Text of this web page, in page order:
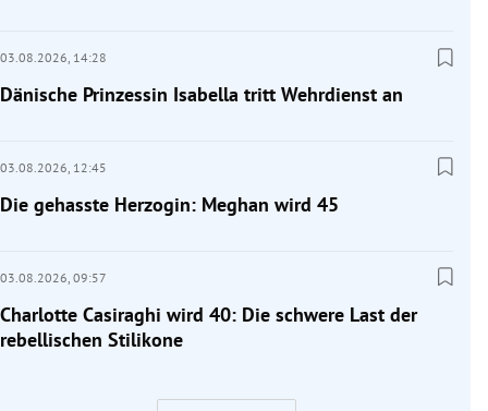
03.08.2026, 14:28
Dänische Prinzessin Isabella tritt Wehrdienst an
03.08.2026, 12:45
Die gehasste Herzogin: Meghan wird 45
03.08.2026, 09:57
Charlotte Casiraghi wird 40: Die schwere Last der
rebellischen Stilikone